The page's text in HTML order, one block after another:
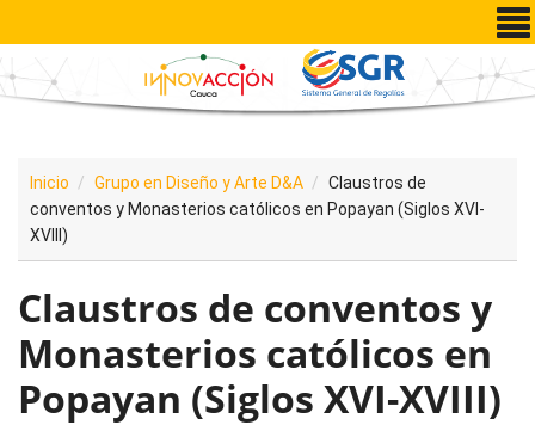
Pasar al contenido principal
Inicio Grupo en Diseño y Arte D&A
Claustros de
conventos y Monasterios católicos en Popayan (Siglos XVI-
XVIII)
Claustros de conventos y
Monasterios católicos en
Popayan (Siglos XVI-XVIII)